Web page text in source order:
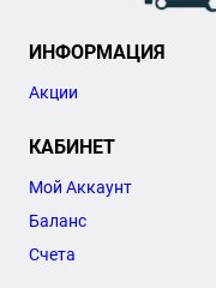
ИНФОРМАЦИЯ
Акции
КАБИНЕТ
Мой Аккаунт
Баланс
Счета